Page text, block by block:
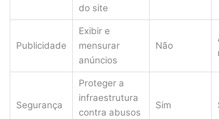
do site
Publicidade
Exibir e
mensurar
anúncios
Não
Segurança
Proteger a
infraestrutura
contra abusos
Sim